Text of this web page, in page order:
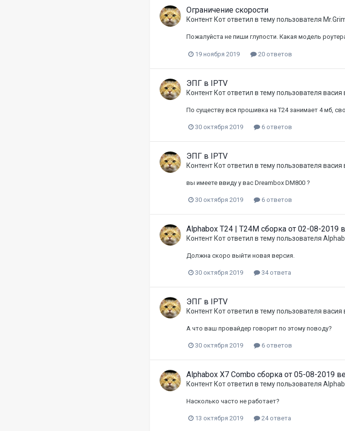
Ограничение скорости
Контент Котответил в тему пользователя
Пожалуйста не пиши глупости. Какая модель
19 ноября 2019 20 ответов
ЭПГ в IPTV
Контент Котответил в тему пользователя васия
По существу вся прошивка на Т24 занимает 4 мб,
30 октября 2019 6 ответов
ЭПГ в IPTV
Контент Котответил в тему пользователя васия
вы имеете ввиду у вас Dreambox DM800 ?
30 октября 2019 6 ответов
Alphabox T24 | T24M сборка от 02-08-2019
Контент Котответил в тему пользователя
Должна скоро выйти новая версия.
30 октября 2019 34 ответа
ЭПГ в IPTV
Контент Котответил в тему пользователя васия
А что ваш провайдер говорит по этому поводу?
30 октября 2019 6 ответов
Alphabox X7 Combo сборка от 05-08-2019
Контент Котответил в тему пользователя
Насколько часто не работает?
13 октября 2019 24 ответа